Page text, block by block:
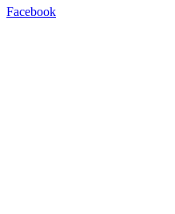
Facebook